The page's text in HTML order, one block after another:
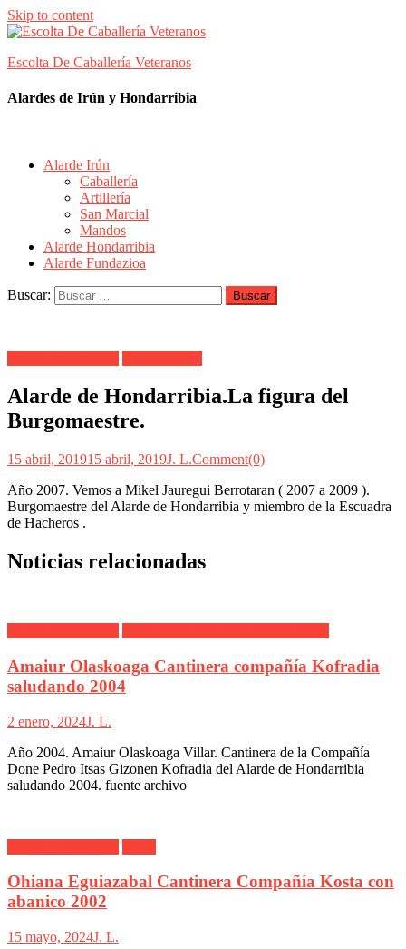
Skip to content
Escolta De Caballería Veteranos
Alardes de Irún y Hondarribia
Alarde Irún
Caballería
Artillería
San Marcial
Mandos
Alarde Hondarribia
Alarde Fundazioa
Buscar:
Alarde de Hondarribia.La figura del
Burgomaestre.
15 abril, 201915 abril, 2019J. L.Comment(0)
Año 2007. Vemos a Mikel Jauregui Berrotaran ( 2007 a 2009 ).
Burgomaestre del Alarde de Hondarribia y miembro de la Escuadra
de Hacheros .
Noticias relacionadas
Amaiur Olaskoaga Cantinera compañía Kofradia
saludando 2004
2 enero, 2024J. L.
Año 2004. Amaiur Olaskoaga Villar. Cantinera de la Compañía
Done Pedro Itsas Gizonen Kofradia del Alarde de Hondarribia
saludando 2004. fuente archivo
Ohiana Eguiazabal Cantinera Compañía Kosta con
abanico 2002
15 mayo, 2024J. L.